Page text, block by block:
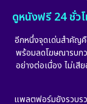
ดูหนังฟรี 24 ชั่ว
อีกหนึ่งจุดเด่นสำคัญ
พร้อมลดโฆษณารบก
อย่างต่อเนื่อง ไม่เสี
แพลตฟอร์มยังรวบรว